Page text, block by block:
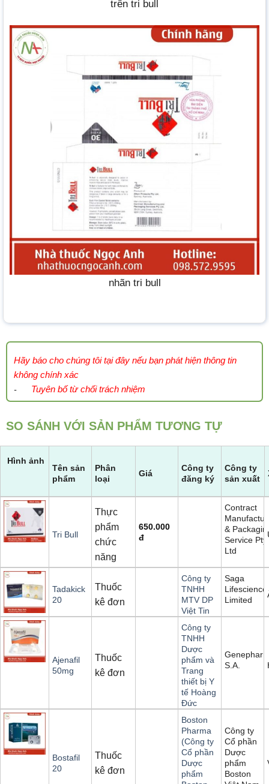
trên tri bull
nhãn tri bull
Hãy báo cho chúng tôi tại đây nếu bạn phát hiện thông tin
không chính xác
- Tuyên bố từ chối trách nhiệm
SO SÁNH VỚI SẢN PHẨM TƯƠNG TỰ
Hình ảnh
Tên sản
phẩm
Phân
loại
Giá
Công ty
đăng ký
Công ty
sản xuất
Tri Bull
Thực
phẩm
chức
năng
650.000
đ
Contract
&
Service Pty
Ltd
Tadakick
20
Thuốc
kê đơn
Công ty
TNHH
MTV DP
Việt Tin
Saga
Limited
Ajenafil
50mg
Thuốc
kê đơn
Công ty
TNHH
Dược
phẩm và
Trang
thiết bị Y
tế Hoàng
Đức
S.A.
Bostafil
20
Thuốc
kê đơn
Boston
Pharma
(Công ty
Cổ phần
Dược
phẩm
Công ty
Cổ phần
Dược
phẩm
Boston